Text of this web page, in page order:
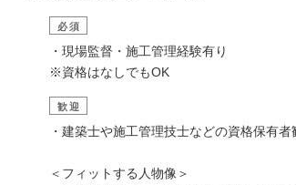
必須
・現場監督・施工管理経験有り
※資格はなしでもOK
歓迎
・建築士や施工管理技士などの資格保有者
＜フィットする人物像＞